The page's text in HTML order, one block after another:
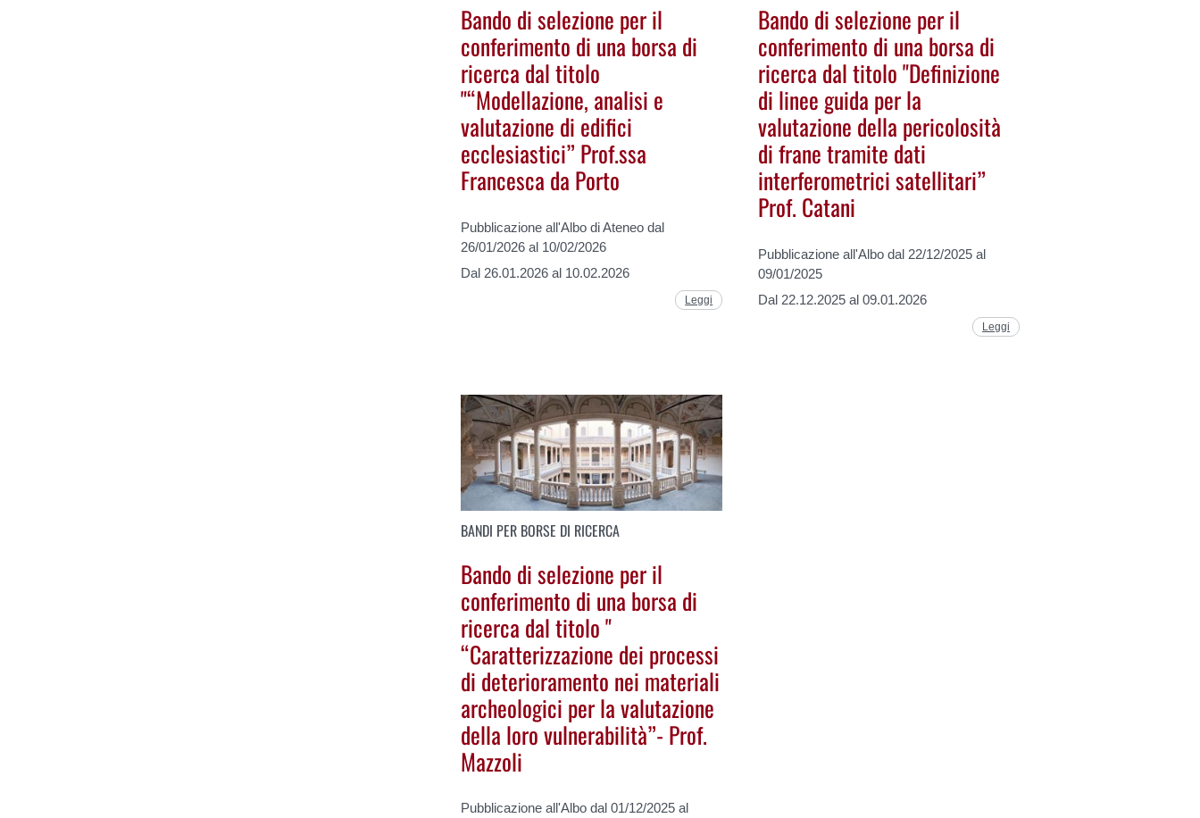
Bando di selezione per il
conferimento di una borsa di
ricerca dal titolo
"“Modellazione, analisi e
valutazione di edifici
ecclesiastici” Prof.ssa
Francesca da Porto
Pubblicazione all'Albo di Ateneo dal
26/01/2026 al 10/02/2026
Dal 26.01.2026 al 10.02.2026
Leggi
Bando di selezione per il
conferimento di una borsa di
ricerca dal titolo "Definizione
di linee guida per la
valutazione della pericolosità
di frane tramite dati
interferometrici satellitari”
Prof. Catani
Pubblicazione all'Albo dal 22/12/2025 al
09/01/2025
Dal 22.12.2025 al 09.01.2026
Leggi
BANDI PER BORSE DI RICERCA
Bando di selezione per il
conferimento di una borsa di
ricerca dal titolo "
“Caratterizzazione dei processi
di deterioramento nei materiali
archeologici per la valutazione
della loro vulnerabilità”- Prof.
Mazzoli
Pubblicazione all'Albo dal 01/12/2025 al